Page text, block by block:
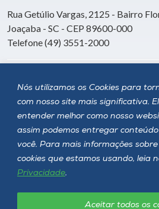
Nós utilizamos os Cookies para
com nosso site mais significativa.
entender melhor como nosso
assim podemos entregar
você. Para mais informações
cookies que estamos usando, leia
Privacidade.
Aceitar todos os
Rua Getúlio Vargas, 2125 - Bairro
Joaçaba - SC - CEP 89600-000
Telefone (49) 3551-2000
Siga a Unoesc